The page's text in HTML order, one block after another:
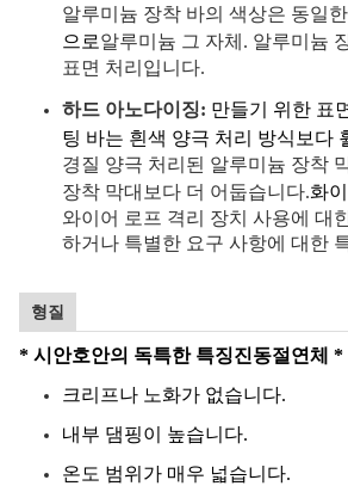
알루미늄 장착 바의 색상은 동일
으로알루미늄 그 자체. 알루미늄
표면 처리입니다.
하드 아노다이징: 만들기 위한 표
팅 바는 흰색 양극 처리 방식보다
경질 양극 처리된 알루미늄 장착
장착 막대보다 더 어둡습니다.화
와이어 로프 격리 장치 사용에 대
하거나 특별한 요구 사항에 대한
형질
* 시안호안의 독특한 특징진동절연체 *
크리프나 노화가 없습니다.
내부 댐핑이 높습니다.
온도 범위가 매우 넓습니다.